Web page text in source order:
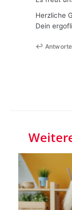
Herzliche
Dein